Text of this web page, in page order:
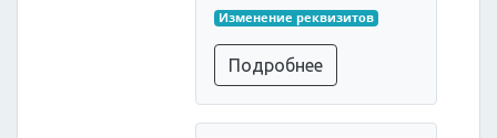
Изменение реквизитов
Подробнее